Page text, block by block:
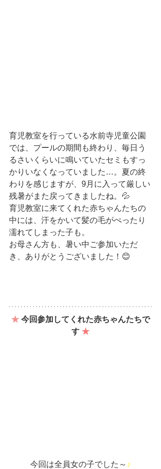
育児教室を行っている水前寺児童公園
では、プールの期間も終わり、毎日う
るさいくらいに鳴いていたセミもすっ
かりいなくなっていました…。夏の終
わりを感じますが、9月に入って厳しい
残暑がまた戻ってきましたね。💦
育児教室に来てくれた赤ちゃんたちの
中には、汗をかいて髪の毛がぺったり
濡れてしまった子も。
お母さん方も、暑い中ご参加いただ
き、ありがとうございました！😊
★ 今回参加してくれた赤ちゃんたちで
す ★
今回は全員女の子でした～ ♪